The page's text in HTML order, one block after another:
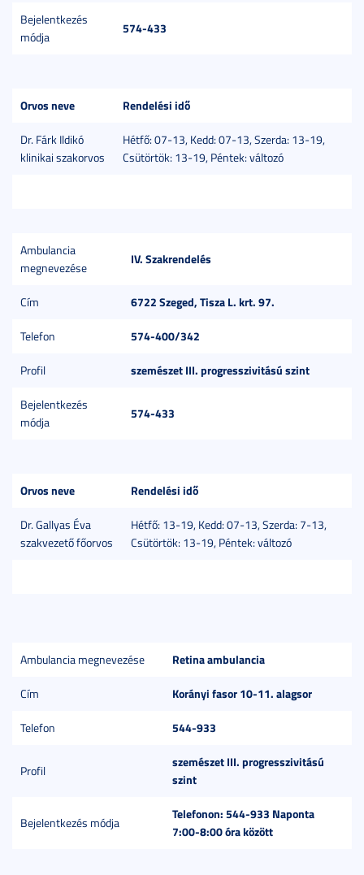
Bejelentkezés
módja
574-433
Orvos neve Rendelési idő
Dr. Fárk Ildikó
klinikai szakorvos
Hétfő: 07-13, Kedd: 07-13, Szerda: 13-19,
Csütörtök: 13-19, Péntek: változó
Ambulancia
megnevezése
IV. Szakrendelés
Cím 6722 Szeged, Tisza L. krt. 97.
Telefon 574-400/342
Profil szemészet III. progresszivitású szint
Bejelentkezés
módja
574-433
Orvos neve Rendelési idő
Dr. Gallyas Éva
szakvezető főorvos
Hétfő: 13-19, Kedd: 07-13, Szerda: 7-13,
Csütörtök: 13-19, Péntek: változó
Ambulancia megnevezése Retina ambulancia
Cím Korányi fasor 10-11. alagsor
Telefon 544-933
Profil
szemészet III. progresszivitású
szint
Bejelentkezés módja
Telefonon: 544-933 Naponta
7:00-8:00 óra között